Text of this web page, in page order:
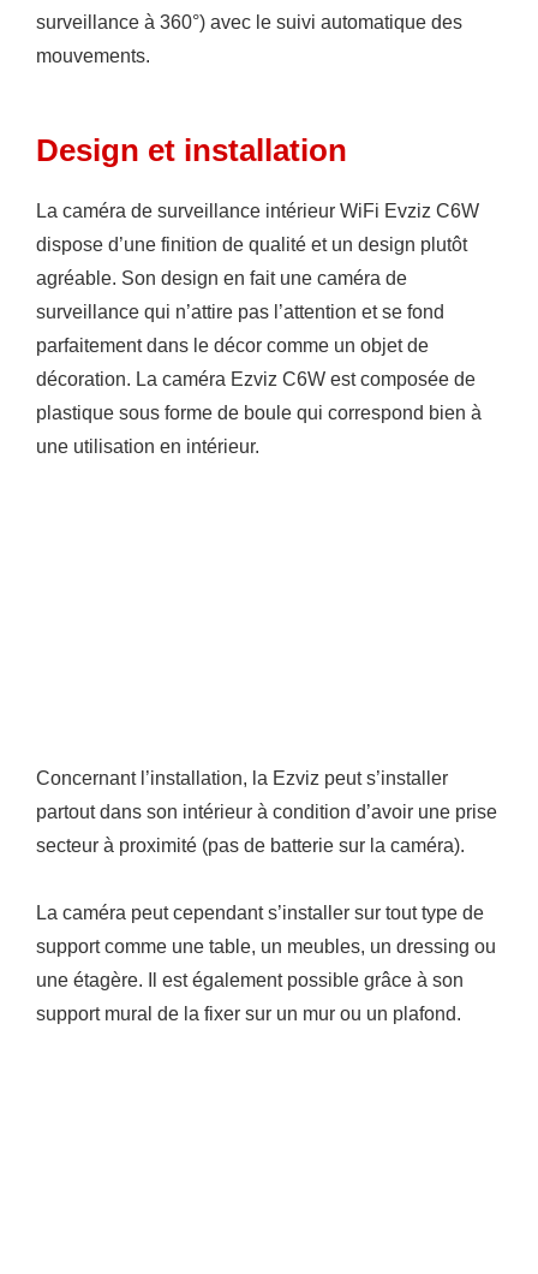
surveillance à 360°) avec le suivi automatique des
mouvements.
Design et installation
La caméra de surveillance intérieur WiFi Evziz C6W
dispose d’une finition de qualité et un design plutôt
agréable. Son design en fait une caméra de
surveillance qui n’attire pas l’attention et se fond
parfaitement dans le décor comme un objet de
décoration. La caméra Ezviz C6W est composée de
plastique sous forme de boule qui correspond bien à
une utilisation en intérieur.
Concernant l’installation, la Ezviz peut s’installer
partout dans son intérieur à condition d’avoir une prise
secteur à proximité (pas de batterie sur la caméra).
La caméra peut cependant s’installer sur tout type de
support comme une table, un meubles, un dressing ou
une étagère. Il est également possible grâce à son
support mural de la fixer sur un mur ou un plafond.